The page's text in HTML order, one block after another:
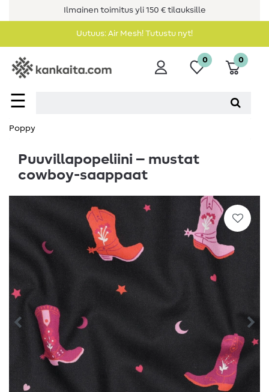
Ilmainen toimitus yli 150 € tilauksille
Uutuus: Air Mesh! Tutustu nyt!
☰
0 0
Poppy
Puuvillapopeliini – mustat
cowboy-saappaat